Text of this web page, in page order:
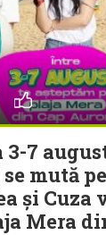
3-7
se mută
și
Mera